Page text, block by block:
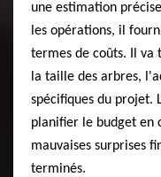
une estimation
les opérations, il
termes de coûts. Il va
la taille des arbres,
spécifiques du projet.
planifier le budget en
mauvaises surprises
terminés.